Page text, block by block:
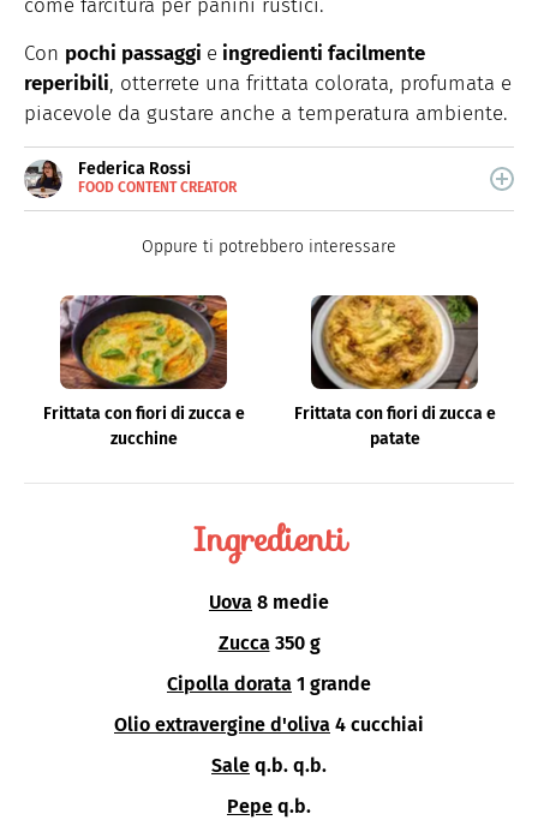
come farcitura per panini rustici.
Con pochi passaggi e ingredienti facilmente
reperibili, otterrete una frittata colorata, profumata e
piacevole da gustare anche a temperatura ambiente.
Federica Rossi
FOOD CONTENT CREATOR
Food content creator, si occupa di tutto quello che ruota
Oppure ti potrebbero interessare
Frittata con fiori di zucca e
zucchine
Frittata con fiori di zucca e
patate
Ingredienti
Uova 8 medie
Zucca 350 g
Cipolla dorata 1 grande
Olio extravergine d'oliva 4 cucchiai
Sale q.b. q.b.
Pepe q.b.